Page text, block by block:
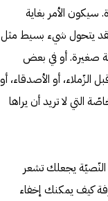
الأمر بغاية
يتحول شيء بسيط مثل
صغيرة. أو في بعض
أو الأصدقاء، أو
التي لا تريد أن يراها
يجعلك تشعر
كيف يمكنك إخفاء